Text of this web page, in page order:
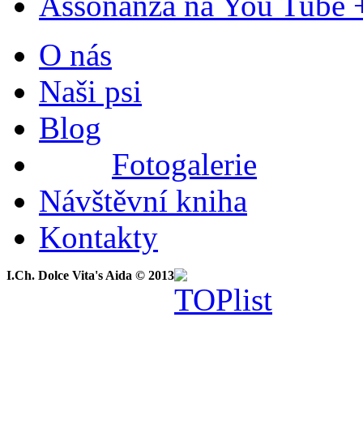
O nás
Naši psi
Blog
Fotogalerie
Návštěvní kniha
Kontakty
I.Ch. Dolce Vita's Aida © 2013